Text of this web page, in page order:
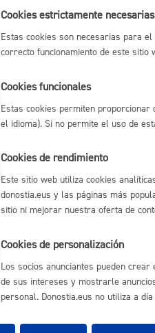
Avisos
contenido de la solicitud y el
Pasos del
Registro de la solicitud y/
Emisión de justificante
indicando fecha y número
Responsable
Departamento:
Normativa
Cookies estrictamente necesarias
Estas cookies son necesarias para
correcto funcionamiento de este sitio
Cookies funcionales
Estas cookies permiten proporcionar
el idioma). Si no permite el uso de
Cookies de rendimiento
Este sitio web utiliza cookies
donostia.eus y las páginas más
sitio ni mejorar nuestra oferta de
Cookies de personalización
Los socios anunciantes pueden
de sus intereses y mostrarle
personal. Donostia.eus no utiliza a